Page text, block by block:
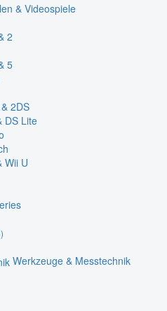
& Videospiele
2
5
2DS
DS Lite
Wii U
Werkzeuge & Messtechnik